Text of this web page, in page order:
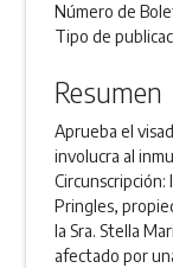
Número de
Tipo de
Resumen
Aprueba el
involucra al
Pringles,
la Sra. Stella
afectado por